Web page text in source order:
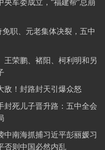
军委成立，“福建帮”总崩
职、元老集体决裂，五中
王荣鹏、褚阳、柯利明和另
敌！封路封天引爆众怒
封死儿子晋升路：五中全会
中南海抓捕习近平彭丽媛习
否则中国必然内乱